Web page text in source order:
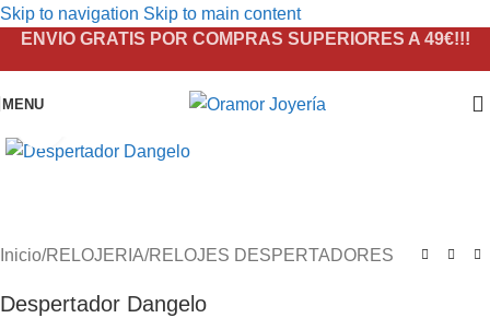
Skip to navigation Skip to main content
ENVIO GRATIS POR COMPRAS SUPERIORES A 49€!!!
MENU
Inicio/RELOJERIA/RELOJES DESPERTADORES
Despertador Dangelo